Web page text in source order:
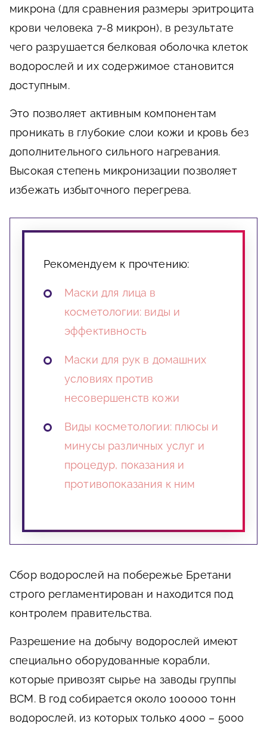
микрона (для сравнения размеры эритроцита
крови человека 7-8 микрон), в результате
чего разрушается белковая оболочка клеток
водорослей и их содержимое становится
доступным.
Это позволяет активным компонентам
проникать в глубокие слои кожи и кровь без
дополнительного сильного нагревания.
Высокая степень микронизации позволяет
избежать избыточного перегрева.
Рекомендуем к прочтению:
Маски для лица в
косметологии: виды и
эффективность
Маски для рук в домашних
условиях против
несовершенств кожи
Виды косметологии: плюсы и
минусы различных услуг и
процедур, показания и
противопоказания к ним
Сбор водорослей на побережье Бретани
строго регламентирован и находится под
контролем правительства.
Разрешение на добычу водорослей имеют
специально оборудованные корабли,
которые привозят сырье на заводы группы
ВСМ. В год собирается около 100000 тонн
водорослей, из которых только 4000 – 5000